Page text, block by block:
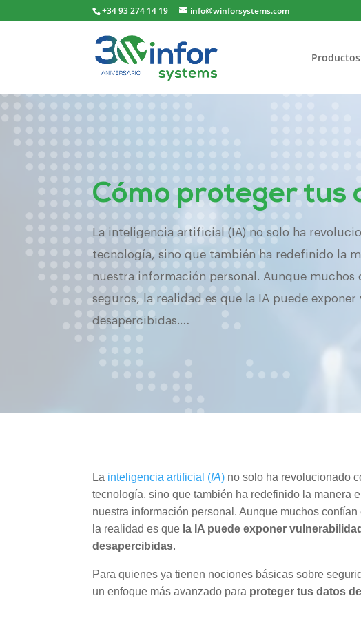
+34 93 274 14 19 info@winforsystems.com
Cómo proteger tus
La inteligencia artificial (IA) no solo ha
tecnología, sino que también ha redefinido la
nuestra información personal. Aunque muchos
seguros, la realidad es que la IA puede
desapercibidas.…
La inteligencia artificial (IA) no solo ha revolucionado
tecnología, sino que también ha redefinido la manera
nuestra información personal. Aunque muchos
la realidad es que la IA puede exponer
desapercibidas.
Para quienes ya tienen nociones básicas sobre
un enfoque más avanzado para proteger tus datos